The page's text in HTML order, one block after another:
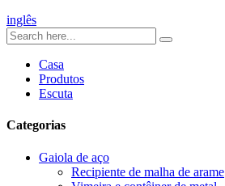
inglês
Casa
Produtos
Escuta
Categorias
Gaiola de aço
Recipiente de malha de arame